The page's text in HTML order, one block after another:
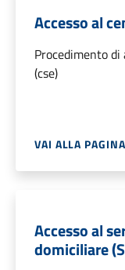
Accesso al
Procedimento di
(cse)
VAI ALLA PAGINA
Accesso al
domiciliare